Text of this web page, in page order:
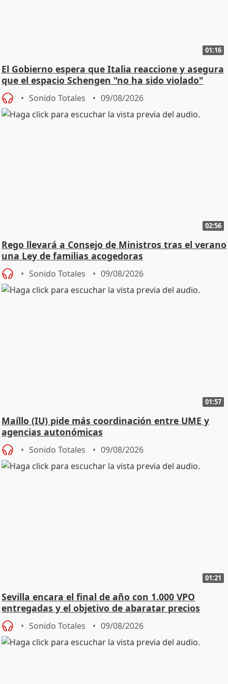
01:16
El Gobierno espera que Italia reaccione y asegura
que el espacio Schengen "no ha sido violado"
Sonido Totales 09/08/2026
02:56
Rego llevará a Consejo de Ministros tras el verano
una Ley de familias acogedoras
Sonido Totales 09/08/2026
01:57
Maíllo (IU) pide más coordinación entre UME y
agencias autonómicas
Sonido Totales 09/08/2026
01:21
Sevilla encara el final de año con 1.000 VPO
entregadas y el objetivo de abaratar precios
Sonido Totales 09/08/2026